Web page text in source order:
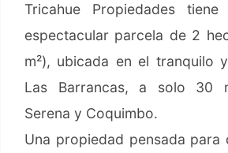
Tricahue Propiedades
espectacular parcela de 2
m²), ubicada en el tranquilo
Las Barrancas, a solo 30
Serena y Coquimbo.
Una propiedad pensada para